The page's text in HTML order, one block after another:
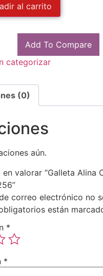
al carrito
Add To Compare
categorizar
(0)
aún.
en valorar “Galleta Alina
correo electrónico no
están
*
*